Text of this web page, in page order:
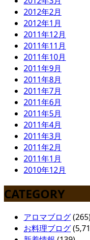
2012年2月
2012年1月
2011年12月
2011年11月
2011年10月
2011年9月
2011年8月
2011年7月
2011年6月
2011年5月
2011年4月
2011年3月
2011年2月
2011年1月
2010年12月
CATEGORY
アロマブログ
お料理ブログ